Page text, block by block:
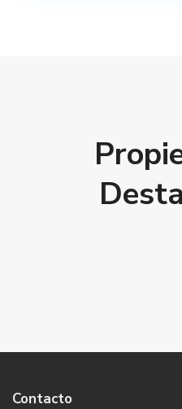
Contacto